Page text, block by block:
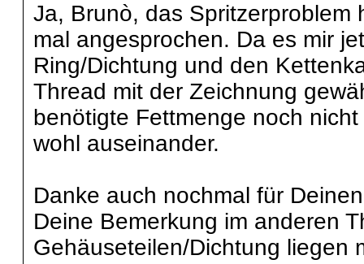
Ja, Brunò, das Spritzerproblem
mal angesprochen. Da es mir
Ring/Dichtung und den
Thread mit der Zeichnung
benötigte Fettmenge noch
wohl auseinander.
Danke auch nochmal für
Deine Bemerkung im anderen
Gehäuseteilen/Dichtung liegen